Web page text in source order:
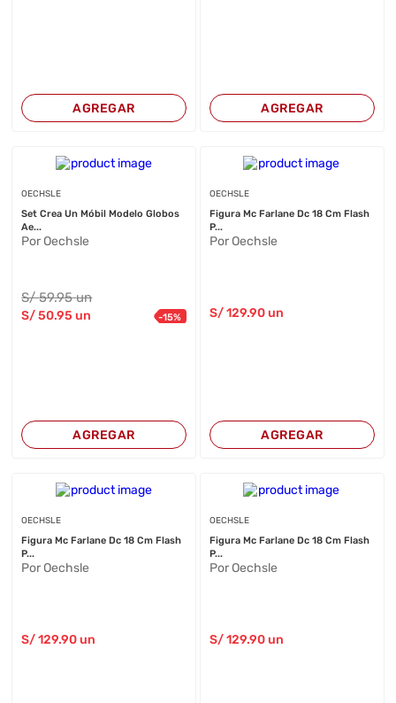
AGREGAR AGREGAR
OECHSLE
Set Crea Un Móbil Modelo Globos
Ae...
Por Oechsle
S/59.95 un
S/50.95 un -15%
AGREGAR
OECHSLE
Figura Mc Farlane Dc 18 Cm Flash
P...
Por Oechsle
S/129.90un
AGREGAR
OECHSLE
Figura Mc Farlane Dc 18 Cm Flash
P...
Por Oechsle
S/129.90 un
OECHSLE
Figura Mc Farlane Dc 18 Cm Flash
P...
Por Oechsle
S/129.90un